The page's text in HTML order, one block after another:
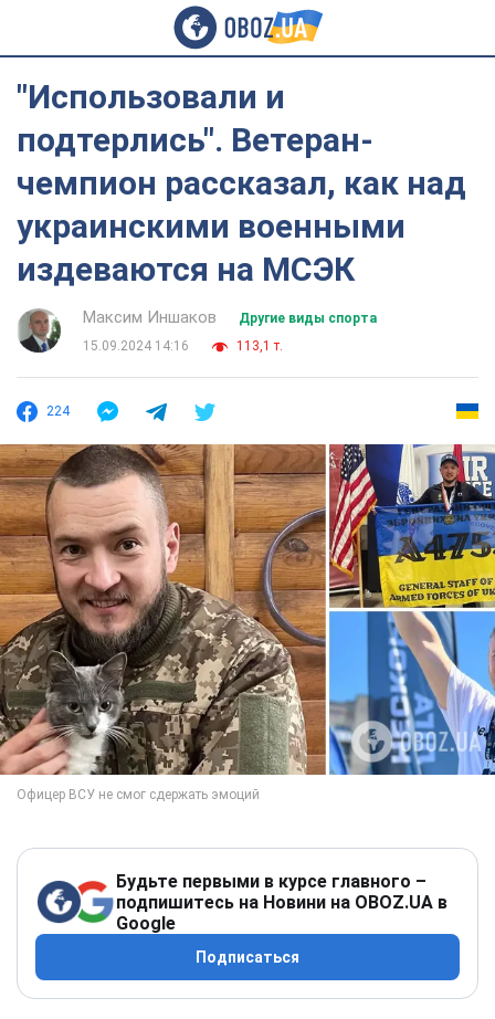
"Использовали и
подтерлись". Ветеран-
чемпион рассказал, как над
украинскими военными
издеваются на МСЭК
Максим Иншаков
Другие виды спорта
15.09.2024 14:16
113,1 т.
224
Будьте первыми в курсе главного –
подпишитесь на Новини на OBOZ.UA в
Google
Подписаться